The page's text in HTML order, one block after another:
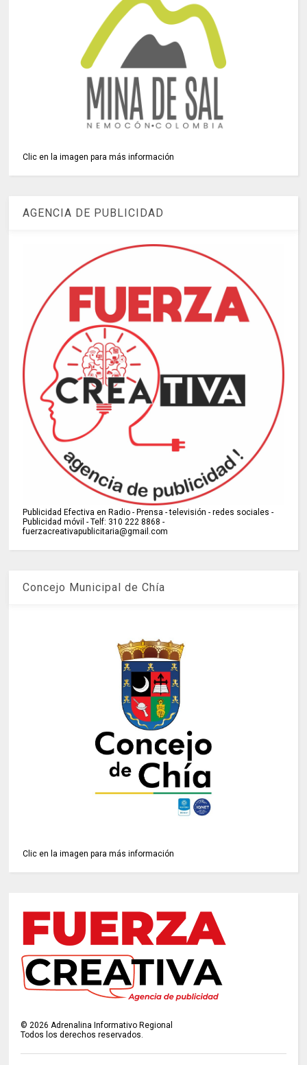
Clic en la imagen para más información
AGENCIA DE PUBLICIDAD
Publicidad Efectiva en Radio - Prensa - televisión - redes sociales -
Publicidad móvil - Telf: 310 222 8868 -
fuerzacreativapublicitaria@gmail.com
Concejo Municipal de Chía
Clic en la imagen para más información
©2026 Adrenalina Informativo Regional
Todos los derechos reservados.